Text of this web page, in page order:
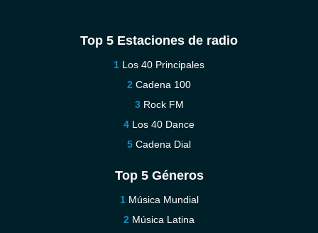
Top 5 Estaciones de radio
Los 40 Principales
Cadena 100
Rock FM
Los 40 Dance
Cadena Dial
Top 5 Géneros
Música Mundial
Música Latina